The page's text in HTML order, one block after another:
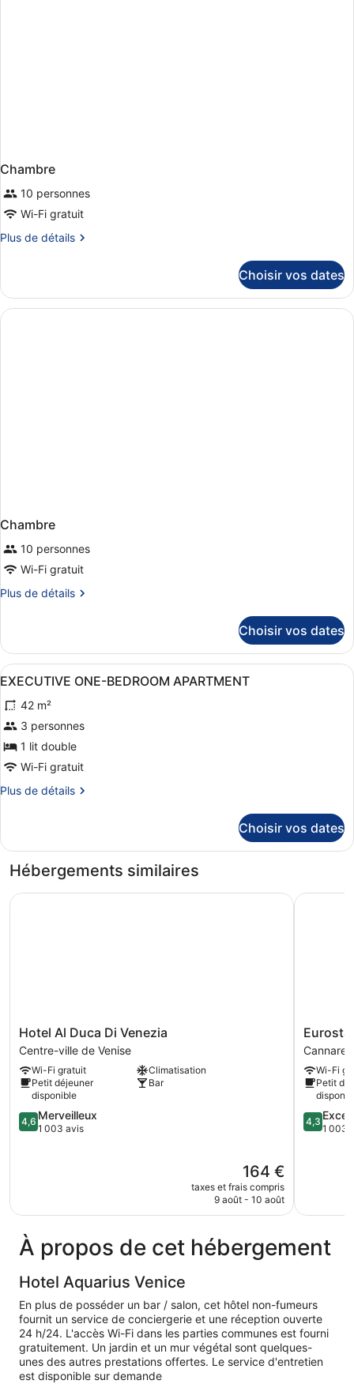
Chambre
10 personnes
Wi-Fi gratuit
Plus de détails
Plus
le
type
de
Choisir vos dates
Chambre
10 personnes
Wi-Fi gratuit
Plus de détails
Plus
le
type
de
Chambre
Choisir vos dates
Afficher
toutes
les
photos
pour
ce
de
ONE-
BEDROOM
APARTMENT
Une chambre d’hôtel avec un
4
EXECUTIVE ONE-BEDROOM APARTMENT
42 m²
3 personnes
1 lit double
Wi-Fi gratuit
Plus de détails
Plus
le
de
EXECUTIVE
Choisir vos dates
Hébergements similaires
Hotel
Al
Duca
Di
Venezia
Centre-
ville
de
Hotel Al Duca Di Venezia
Centre-ville de Venise
Wi-Fi gratuit
Climatisation
Petit déjeuner
disponible
Bar
4.6
sur
4,6 Merveilleux
1 003 avis
Le
nouveau
prix
164 €
taxes et frais compris
9 août - 10 août
Hotel Al Duca Di Venezia
Eurostars
Wi-Fi
Petit
4.3
sur
4,3
1 003
À propos de cet hébergement
Hotel Aquarius Venice
En plus de posséder un bar / salon, cet hôtel non-fumeurs
fournit un service de conciergerie et une réception ouverte
24 h/24. L'accès Wi-Fi dans les parties communes est fourni
gratuitement. Un jardin et un mur végétal sont quelques-
unes des autres prestations offertes. Le service d'entretien
est disponible sur demande